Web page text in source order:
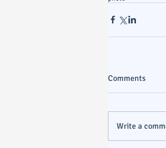
Comments
Write a